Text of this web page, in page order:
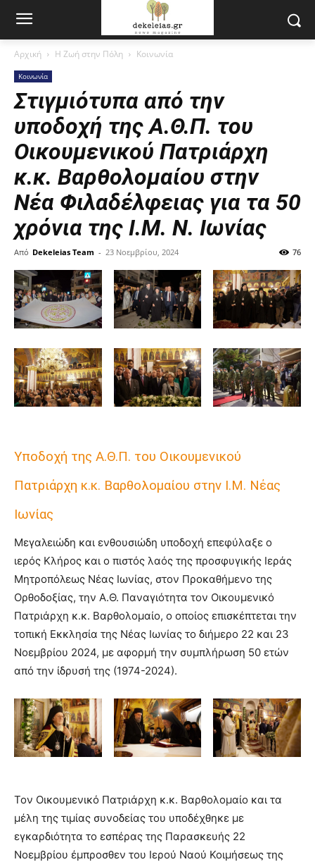
Αρχική Η Ζωή στην Πόλη Κοινωνία
Κοινωνία
Στιγμιότυπα από την
υποδοχή της Α.Θ.Π. του
Οικουμενικού Πατριάρχη
κ.κ. Βαρθολομαίου στην
Νέα Φιλαδέλφειας για τα 50
χρόνια της Ι.Μ. Ν. Ιωνίας
Από Dekeleias Team - 23 Νοεμβρίου, 2024 76
Υποδοχή της Α.Θ.Π. του Οικουμενικού
Πατριάρχη κ.κ. Βαρθολομαίου στην Ι.Μ. Νέας
Ιωνίας
Μεγαλειώδη και ενθουσιώδη υποδοχή επεφύλαξε ο
ιερός Κλήρος και ο πιστός λαός της προσφυγικής Ιεράς
Μητροπόλεως Νέας Ιωνίας, στον Προκαθήμενο της
Ορθοδοξίας, την Α.Θ. Παναγιότητα τον Οικουμενικό
Πατριάρχη κ.κ. Βαρθολομαίο, ο οποίος επισκέπτεται την
τοπική Εκκλησία της Νέας Ιωνίας το διήμερο 22 και 23
Νοεμβρίου 2024, με αφορμή την συμπλήρωση 50 ετών
από την ίδρυσή της (1974-2024).
Τον Οικουμενικό Πατριάρχη κ.κ. Βαρθολομαίο και τα
μέλη της τιμίας συνοδείας του υποδέχθηκε με
εγκαρδιότητα το εσπέρας της Παρασκευής 22
Νοεμβρίου έμπροσθεν του Ιερού Ναού Κοιμήσεως της